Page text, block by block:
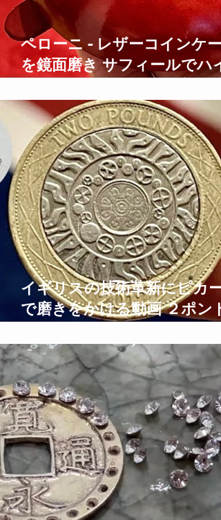
ペローニ - レザーコインケー
を鏡面磨き サフィールでハイ
how to care for leather
イギリスの技術革新にピカー
で磨きをかける動画 ２ポンド
Polishing Time Lapse